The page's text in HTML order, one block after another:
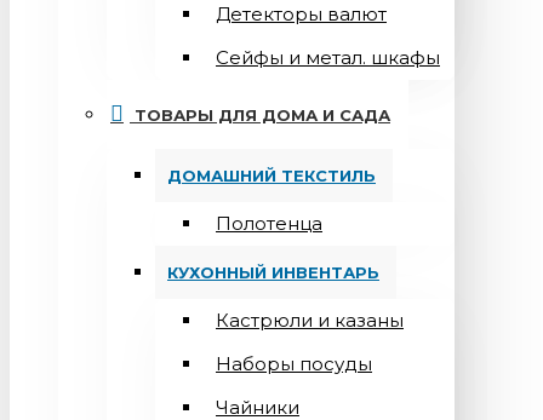
Детекторы валют
Сейфы и метал. шкафы
ТОВАРЫ ДЛЯ ДОМА И САДА
ДОМАШНИЙ ТЕКСТИЛЬ
Полотенца
КУХОННЫЙ ИНВЕНТАРЬ
Кастрюли и казаны
Наборы посуды
Чайники